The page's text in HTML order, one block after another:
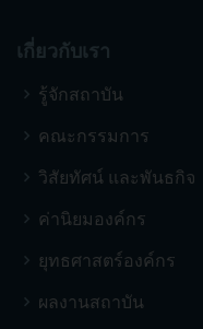
เกี่ยวกับเรา
รู้จักสถาบัน
คณะกรรมการ
วิสัยทัศน์ และพันธกิจ
ค่านิยมองค์กร
ยุทธศาสตร์องค์กร
ผลงานสถาบัน